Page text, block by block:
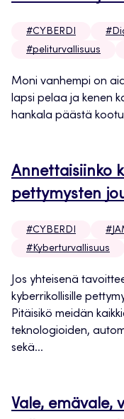
#CYBERDI
#peliturvallisuus
Moni vanhempi on
lapsi pelaa ja kenen
hankala päästä
Annettaisiinko
pettymysten
#CYBERDI
#Kyberturvallisuus
Jos yhteisenä
kyberrikollisille
Pitäisikö meidän
teknologioiden,
sekä...
Vale, emävale,